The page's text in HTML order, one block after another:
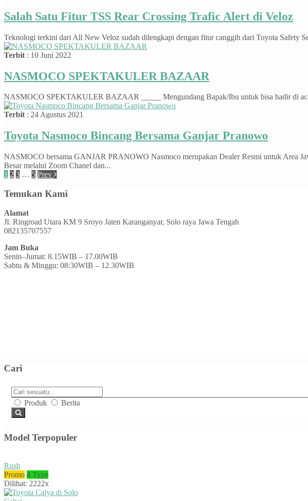
Salah Satu Fitur TSS Rear Crossing Trafic Alert di Veloz
Teknologi terkini dari All New Veloz sudah dilengkapi dengan fitur canggih dari Toyota Safety
Terbit : 10 Juni 2022
NASMOCO SPEKTAKULER BAZAAR
NASMOCO SPEKTAKULER BAZAAR _____ Mengundang Bapak/Ibu untuk bisa hadir di
Terbit: 24 Agustus 2021
Toyota Nasmoco Bincang Bersama Ganjar Pranowo
NASMOCO bersama GANJAR PRANOWO Nasmoco merupakan Dealer Resmi untuk Area
Besar melalui Zoom Chanel dan...
1 2 3 … 5 Prev
Temukan Kami
Alamat
Jl. Ringroad Utara KM 9 Sroyo Jaten Karanganyar, Solo raya Jawa Tengah
082135707557
Jam Buka
Senin–Jumat: 8.15WIB – 17.00WIB
Sabtu & Minggu: 08:30WIB – 12.30WIB
Cari
Produk Berita
Model Terpopuler
Rush
Promo 4 Type
Dilihat: 2222x